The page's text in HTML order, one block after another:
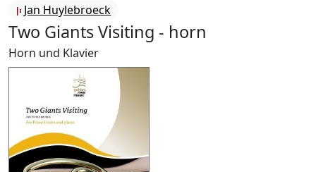
Jan Huylebroeck
Two Giants Visiting - horn
Horn und Klavier